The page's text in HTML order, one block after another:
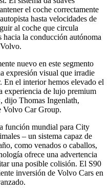
el coche correctamente
hasta velocidades de
al coche que circula
hacia la conducción autónoma
nuevo en este segmento
expresión visual que irradie
En el interior hemos elevado el
experiencia de lujo premium
dijo Thomas Ingenlath,
Volvo Car Group.
función mundial para City
– un sistema capaz de
como venados o caballos,
ofrece una advertencia
una posible colisión. El S90
inversión de Volvo Cars en